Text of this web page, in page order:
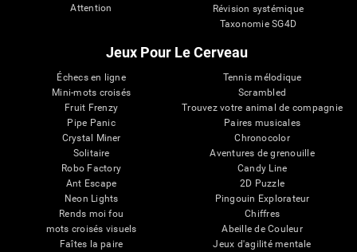
Attention
Révision systémique
Taxonomie SG4D
Jeux Pour Le Cerveau
Échecs en ligne
Mini-mots croisés
Fruit Frenzy
Pipe Panic
Crystal Miner
Solitaire
Robo Factory
Ant Escape
Neon Lights
Rends moi fou
mots croisés visuels
Faîtes la paire
Tennis mélodique
Scrambled
Trouvez votre animal de compagnie
Paires musicales
Chronocolor
Aventures de grenouille
Candy Line
2D Puzzle
Pingouin Explorateur
Chiffres
Abeille de Couleur
Jeux d'agilité mentale